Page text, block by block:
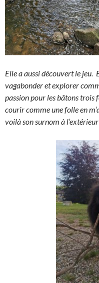
Elle a aussi découvert le jeu.
vagabonder et explorer
passion pour les bâtons trois
courir comme une folle en
voilà son surnom à l’extérieur